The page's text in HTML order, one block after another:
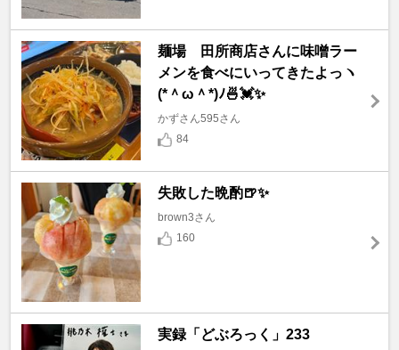
麺場 田所商店さんに味噌ラー
メンを食べにいってきたよっヽ
(*＾ω＾*)ﾉ🍜💓✨
かずさん595さん
84
失敗した晩酌🍺✨
brown3さん
160
実録「どぶろっく」233